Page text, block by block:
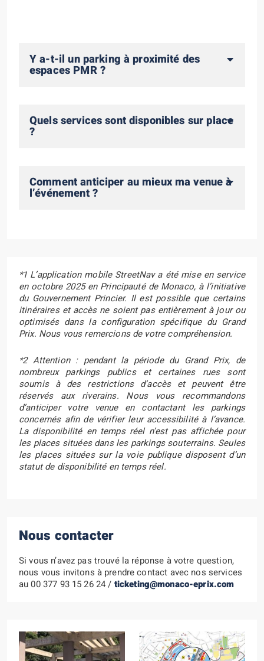
Y a-t-il un parking à proximité des
espaces PMR ?
Quels services sont disponibles sur place
?
Comment anticiper au mieux ma venue à
l’événement ?
*1 L’application mobile StreetNav a été mise en service
en octobre 2025 en Principauté de Monaco, à l’initiative
du Gouvernement Princier. Il est possible que certains
itinéraires et accès ne soient pas entièrement à jour ou
optimisés dans la configuration spécifique du Grand
Prix. Nous vous remercions de votre compréhension.
*2 Attention : pendant la période du Grand Prix, de
nombreux parkings publics et certaines rues sont
soumis à des restrictions d’accès et peuvent être
réservés aux riverains. Nous vous recommandons
d’anticiper votre venue en contactant les parkings
concernés afin de vérifier leur accessibilité à l’avance.
La disponibilité en temps réel n’est pas affichée pour
les places situées dans les parkings souterrains. Seules
les places situées sur la voie publique disposent d’un
statut de disponibilité en temps réel.
Nous contacter
Si vous n’avez pas trouvé la réponse à votre question,
nous vous invitons à prendre contact avec nos services
au 00 377 93 15 26 24 / ticketing@monaco-eprix.com